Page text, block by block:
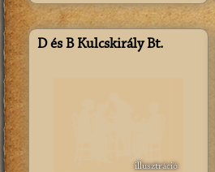
D és B Kulcskirály Bt.
illusztráció